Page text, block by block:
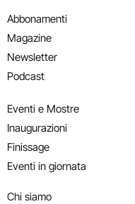
Abbonamenti
Magazine
Newsletter
Podcast
Eventi e Mostre
Inaugurazioni
Finissage
Eventi in giornata
Chi siamo